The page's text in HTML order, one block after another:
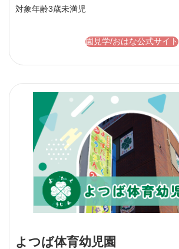
対象年齢3歳未満児
園見学/おはな公式サイト
よつば体育幼児園